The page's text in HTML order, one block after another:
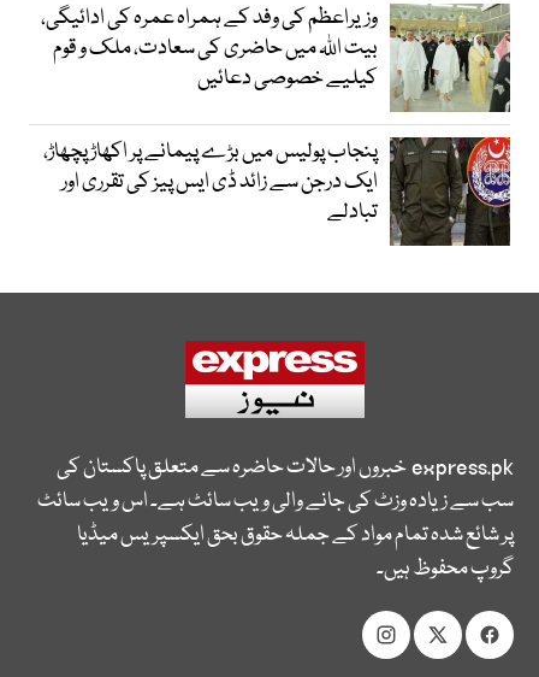
وزیراعظم کی وفد کے ہمراہ عمرہ کی ادائیگی،
بیت اللہ میں حاضری کی سعادت، ملک و قوم
کیلیے خصوصی دعائیں
پنجاب پولیس میں بڑے پیمانے پر اکھاڑ پچھاڑ،
ایک درجن سے زائد ڈی ایس پیز کی تقرری اور
تبادلے
express.pkخبروں اور حالات حاضرہ سے متعلق پاکستان کی
سب سے زیادہ وزٹ کی جانے والی ویب سائٹ ہے۔ اس ویب سائٹ
پر شائع شدہ تمام مواد کے جملہ حقوق بحق ایکسپریس میڈیا
گروپ محفوظ ہیں۔